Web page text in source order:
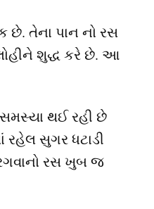
છે. તેના પાન નો રસ
શુદ્ધ કરે છે. આ
થઈ રહી છે
રહેલ સુગર ધટાડી
રસ ખુબ જ